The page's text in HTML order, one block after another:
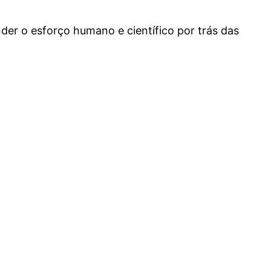
o esforço humano e científico por trás das